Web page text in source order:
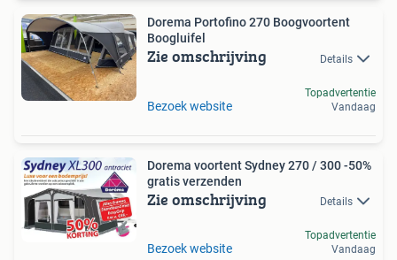
Dorema Portofino 270 Boogvoortent
Boogluifel
Zie omschrijving Details
Bezoek website
Topadvertentie
Vandaag
Dorema voortent Sydney 270 / 300 -50%
gratis verzenden
Zie omschrijving Details
Bezoek website
Topadvertentie
Vandaag